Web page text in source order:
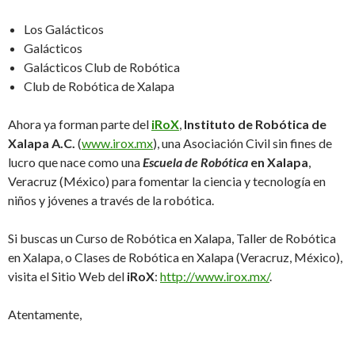
Los Galácticos
Galácticos
Galácticos Club de Robótica
Club de Robótica de Xalapa
Ahora ya forman parte del iRoX, Instituto de Robótica de
Xalapa A.C. (www.irox.mx), una Asociación Civil sin fines de
lucro que nace como unaEscuela de Robótica en Xalapa,
Veracruz (México) para fomentar la ciencia y tecnología en
niños y jóvenes a través de la robótica.
Si buscas un Curso de Robótica en Xalapa, Taller de Robótica
en Xalapa, o Clases de Robótica en Xalapa (Veracruz, México),
visita el Sitio Web del iRoX: http://www.irox.mx/.
Atentamente,